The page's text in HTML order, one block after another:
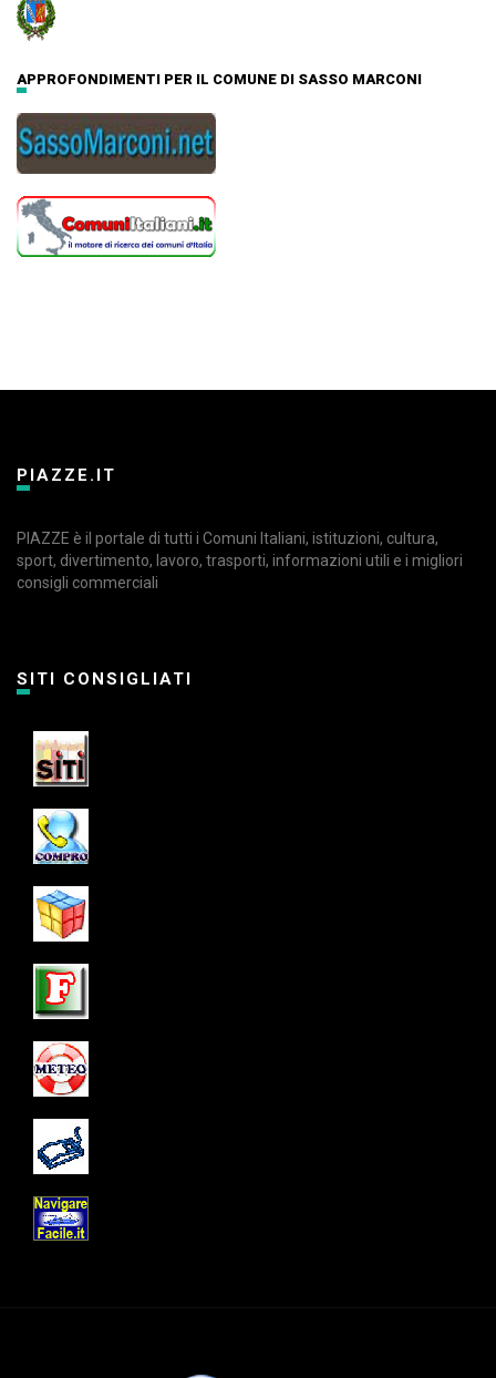
APPROFONDIMENTI PER IL COMUNE DI SASSO MARCONI
PIAZZE.IT
PIAZZE è il portale di tutti i Comuni Italiani, istituzioni, cultura,
sport, divertimento, lavoro, trasporti, informazioni utili e i migliori
consigli commerciali
SITI CONSIGLIATI